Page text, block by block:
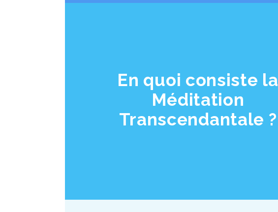
En quoi consiste la
Méditation
Transcendantale ?